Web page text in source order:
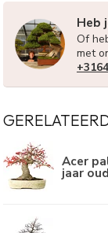
Heb
Of
met
Acer
jaar oud